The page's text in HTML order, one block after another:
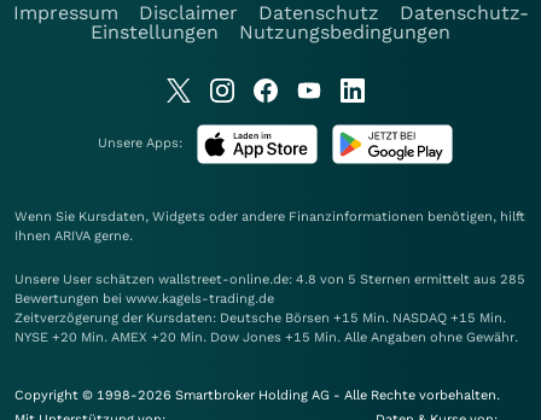
Impressum
Disclaimer Datenschutz
Datenschutz-
Einstellungen
Nutzungsbedingungen
Unsere Apps:
Wenn Sie Kursdaten, Widgets oder andere Finanzinformationen benötigen, hilft
Ihnen ARIVA gerne.
Unsere User schätzen wallstreet-online.de: 4.8 von 5 Sternen ermittelt aus 285
Bewertungen bei www.kagels-trading.de
Zeitverzögerung der Kursdaten: Deutsche Börsen +15 Min. NASDAQ +15 Min.
NYSE +20 Min. AMEX +20 Min. Dow Jones +15 Min. Alle Angaben ohne Gewähr.
Copyright © 1998-2026 Smartbroker Holding AG - Alle Rechte vorbehalten.